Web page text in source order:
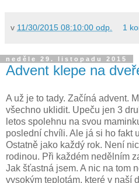
v 11/30/2015 08:10:00 odp. 1
neděle 29. listopadu 2015
Advent klepe na
A už je to tady. Začíná advent.
všechno uklidit. Upeču jen 3
letos spolehnu na svou
poslední chvíli. Ale já si ho fakt
Ostatně jako každý rok. Není
rodinou. Při každém nedělním
Jak šťastná jsem. A nic na tom
vysokým teplotám, které v naší